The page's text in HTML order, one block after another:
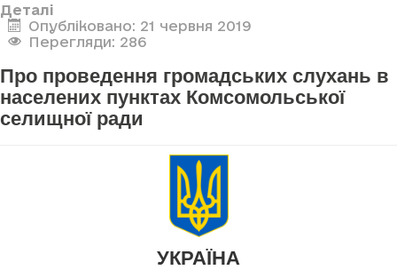
Деталі
Опубліковано: 21 червня 2019
Перегляди: 286
Про проведення громадських слухань в
населених пунктах Комсомольської
селищної ради
УКРАЇНА